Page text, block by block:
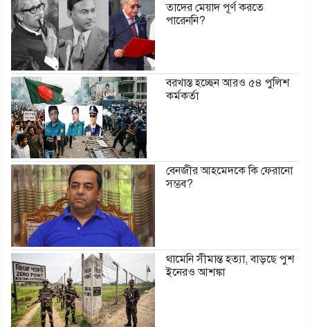
তাদের মেয়াদ পূর্ণ করতে
পারেননি?
বরখাস্ত হচ্ছেন আরও ৫৪ পুলিশ
কর্মকর্তা
বেনজীর আহমেদকে কি ফেরানো
সম্ভব?
থামেনি সীমান্ত হত্যা, বাড়ছে পুশ
ইনেরও আশঙ্কা